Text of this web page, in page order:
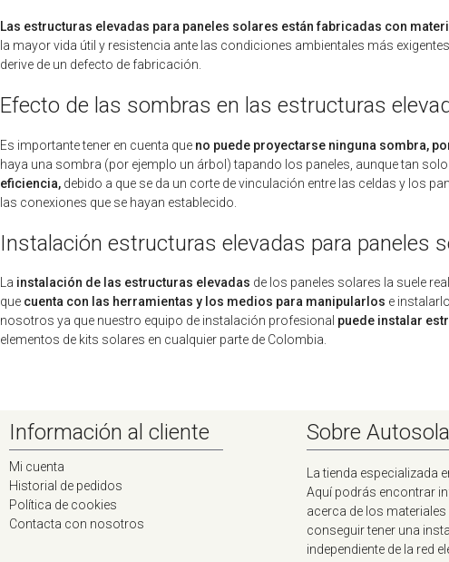
Las estructuras elevadas para paneles solares están fabricadas con
la mayor vida útil y resistencia ante las condiciones ambientales más
derive de un defecto de fabricación.
Efecto de las sombras en las estructuras
Es importante tener en cuenta que no puede proyectarse ninguna sombra,
haya una sombra (por ejemplo un árbol) tapando los paneles, aunque tan
eficiencia, debido a que se da un corte de vinculación entre las celdas y los
las conexiones que se hayan establecido.
Instalación estructuras elevadas para paneles
La instalación de las estructuras elevadas de los paneles solares la suele
que cuenta con las herramientas y los medios para manipularlos e
nosotros ya que nuestro equipo de instalación profesional puede instalar
elementos de kits solares en cualquier parte de Colombia.
Información al cliente
Mi cuenta
Historial de pedidos
Política de cookies
Contacta con nosotros
Sobre
La tienda especializada
Aquí podrás encontrar
acerca de los
conseguir tener una
independiente de la red